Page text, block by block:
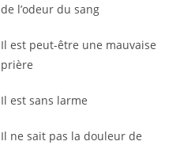
de l’odeur du sang
Il est peut-être une mauvaise
prière
Il est sans larme
Il ne sait pas la douleur de